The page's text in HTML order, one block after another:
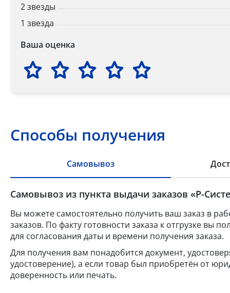
2 звезды
1 звезда
Ваша оценка
Способы получения
Самовывоз
Самовывоз из пункта выдачи заказов «Р-
Вы можете самостоятельно получить ваш заказ в
заказов. По факту готовности заказа к отгрузке вы
для согласования даты и времени получения заказа.
Для получения вам понадобится документ,
удостоверение), а если товар был приобретён от
доверенность или печать.